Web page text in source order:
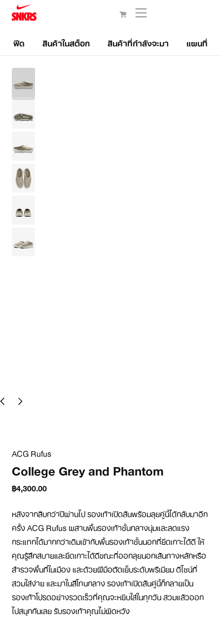
ฟีด สินค้าในสต็อก สินค้าที่กำลังจะมา แผนที่
ACG Rufus
College Grey and Phantom
฿4,300.00
หลังจากสิบกว่าปีผ่านไป รองเท้าเปิดส้นพร้อมลุยคู่นี้ได้กลับมาอีก
ครั้ง ACG Rufus ผสานพื้นรองเท้าชั้นกลางนุ่มและลดแรง
กระแทกได้มากกว่าเดิมเข้ากับพื้นรองเท้าชั้นนอกที่ยึดเกาะได้ดี ให้
คุณรู้สึกสบายและยึดเกาะได้ดีขณะที่ออกลุยนอกเส้นทางหลักหรือ
สำรวจพื้นที่ในเมือง และด้วยฝีมือตัดเย็บระดับพรีเมียม ดีไซน์ที่
สวมใส่ง่าย และมาในสีโทนกลาง รองเท้าเปิดส้นคู่นี้ก็กลายเป็น
รองเท้าโปรดอย่างรวดเร็วที่คุณจะหยิบใส่ในทุกวัน สวมแล้วออก
ไปสนุกกันเลย รับรองเท้าคุณไม่ผิดหวัง